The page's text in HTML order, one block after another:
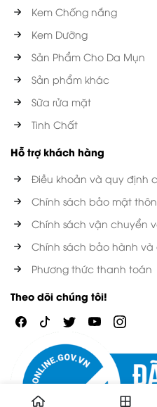
Kem Chống nắng
Kem Dưỡng
Sản Phẩm Cho Da Mụn
Sản phẩm khác
Sữa rửa mặt
Tinh Chất
Hỗ trợ khách hàng
Điều khoản và quy định
Chính sách bảo mật
Chính sách vận chuyển
Chính sách bảo hành và
Phương thức thanh toán
Theo dõi chúng tôi!